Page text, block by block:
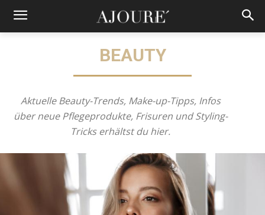
BEAUTY
Aktuelle Beauty-Trends, Make-up-Tipps, Infos
über neue Pflegeprodukte, Frisuren und Styling-
Tricks erhältst du hier.